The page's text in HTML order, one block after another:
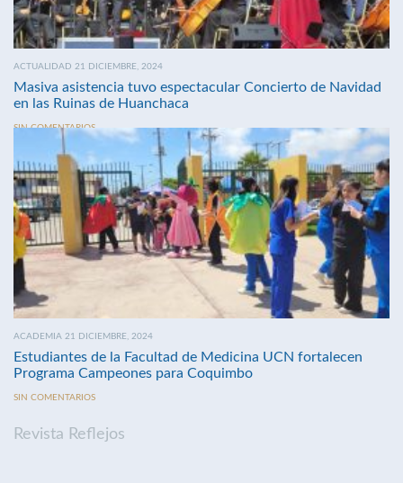
ACTUALIDAD 21 DICIEMBRE, 2024
Masiva asistencia tuvo espectacular Concierto de Navidad
en las Ruinas de Huanchaca
SIN COMENTARIOS
ACADEMIA 21 DICIEMBRE, 2024
Estudiantes de la Facultad de Medicina UCN fortalecen
Programa Campeones para Coquimbo
SIN COMENTARIOS
Revista Reflejos